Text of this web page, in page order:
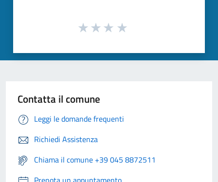
Contatta il comune
Leggi le domande frequenti
Richiedi Assistenza
Chiama il comune +39 045 8872511